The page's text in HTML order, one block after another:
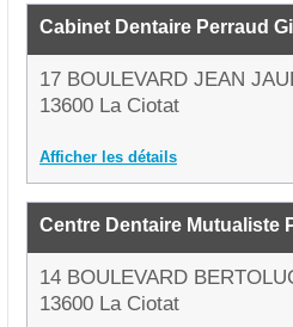
Cabinet Dentaire Perraud
17 BOULEVARD JEAN
13600 La Ciotat
Afficher les détails
Centre Dentaire Mutualiste
14 BOULEVARD
13600 La Ciotat